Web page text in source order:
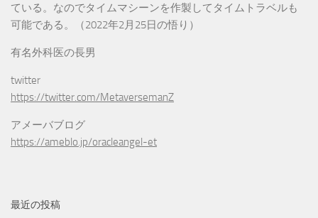
ている。なのでタイムマシーンを作製してタイムトラベルも
可能である。（2022年2月25日の悟り）
有名外科医の長男
twitter
https://twitter.com/MetaversemanZ
アメーバブログ
https://ameblo.jp/oracleangel-et
最近の投稿